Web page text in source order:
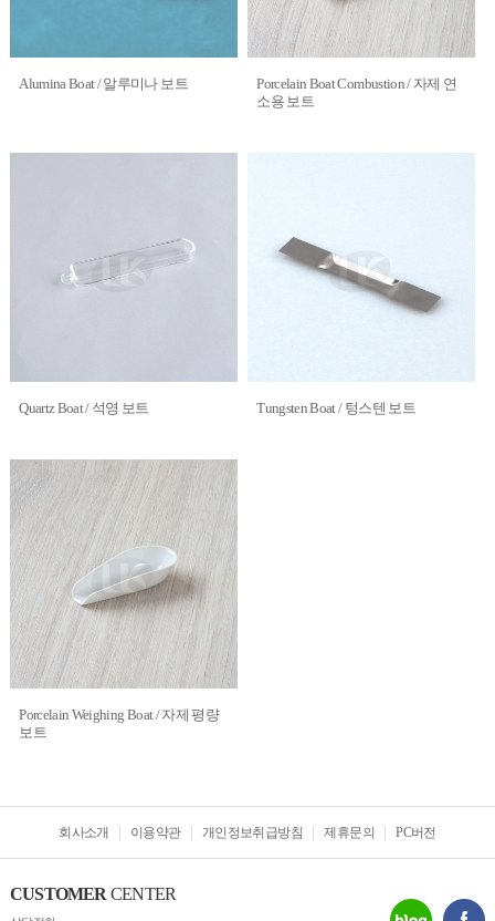
Alumina Boat / 알루미나 보트
Porcelain Boat Combustion / 자제 연
소용 보트
Quartz Boat / 석영 보트 Tungsten Boat / 텅스텐 보트
Porcelain Weighing Boat / 자제 평량
보트
회사소개 이용약관 개인정보취급방침 제휴문의 PC버전
CUSTOMERCENTER